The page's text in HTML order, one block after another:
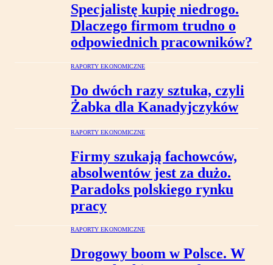
Specjalistę kupię niedrogo.
Dlaczego firmom trudno o
odpowiednich pracowników?
RAPORTY EKONOMICZNE
Do dwóch razy sztuka, czyli
Żabka dla Kanadyjczyków
RAPORTY EKONOMICZNE
Firmy szukają fachowców,
absolwentów jest za dużo.
Paradoks polskiego rynku
pracy
RAPORTY EKONOMICZNE
Drogowy boom w Polsce. W